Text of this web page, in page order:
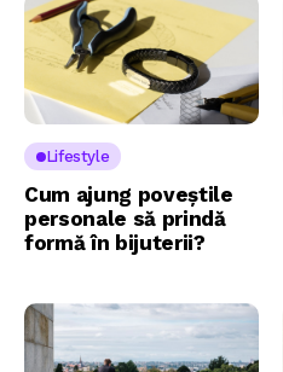
Lifestyle
Cum ajung poveștile
personale să prindă
formă în bijuterii?